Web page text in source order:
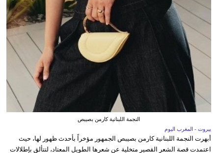
النجمة اللبنانية كارمن بصيبص
بيروت - المغرب اليوم
أبهرت النجمة اللبنانية كارمن بصيبص الجمهور مؤخراً بأحدث ظهور لها، حيث
اعتمدت قصة الشعر القصير متخلية عن شعرها الطويل المعتاد، لتتألق بإطلالات